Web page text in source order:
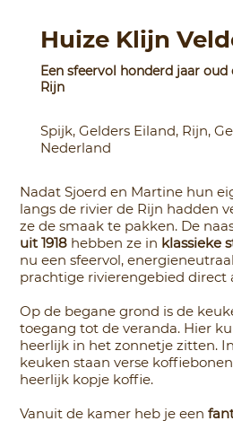
Een sfeervol honderd jaar
Rijn
Nadat Sjoerd en Martine hun
langs de rivier de Rijn hadden
ze de smaak te pakken. De
uit 1918 hebben ze in klassieke
nu een sfeervol,
prachtige rivierengebied direct
Op de begane grond is de
toegang tot de veranda. Hier
heerlijk in het zonnetje zitten.
keuken staan verse
heerlijk kopje koffie.
Vanuit de kamer heb je een
Spijk, Gelders Eiland, Rijn,
Nederland
Huize Klijn